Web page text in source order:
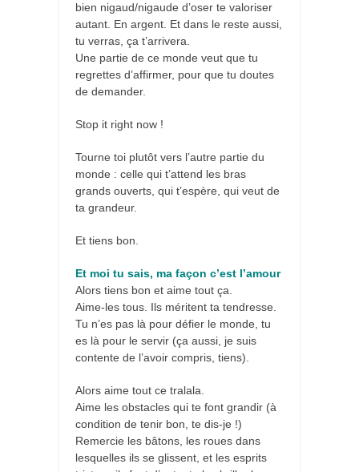
bien nigaud/nigaude d’oser te valoriser
autant. En argent. Et dans le reste aussi,
tu verras, ça t’arrivera.
Une partie de ce monde veut que tu
regrettes d’affirmer, pour que tu doutes
de demander.
Stop it right now !
Tourne toi plutôt vers l’autre partie du
monde : celle qui t’attend les bras
grands ouverts, qui t’espère, qui veut de
ta grandeur.
Et tiens bon.
Et moi tu sais, ma façon c’est l’amour
Alors tiens bon et aime tout ça.
Aime-les tous. Ils méritent ta tendresse.
Tu n’es pas là pour défier le monde, tu
es là pour le servir (ça aussi, je suis
contente de l’avoir compris, tiens).
Alors aime tout ce tralala.
Aime les obstacles qui te font grandir (à
condition de tenir bon, te dis-je !)
Remercie les bâtons, les roues dans
lesquelles ils se glissent, et les esprits